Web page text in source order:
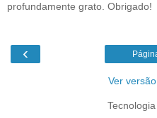
profundamente grato. Obrigado!
‹
Ver